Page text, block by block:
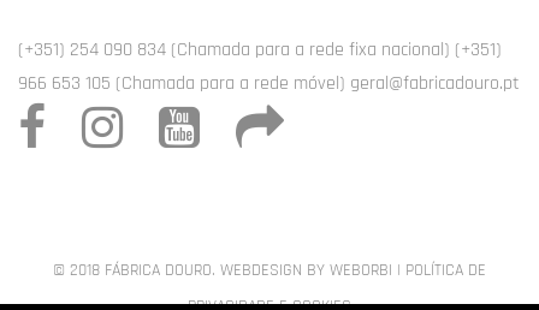
(+351) 254 090 834 (Chamada para a rede fixa nacional) (+351)
966 653 105 (Chamada para a rede móvel) geral@fabricadouro.pt
© 2018 FÁBRICA DOURO. WEBDESIGN BY WEBORBI | POLÍTICA DE